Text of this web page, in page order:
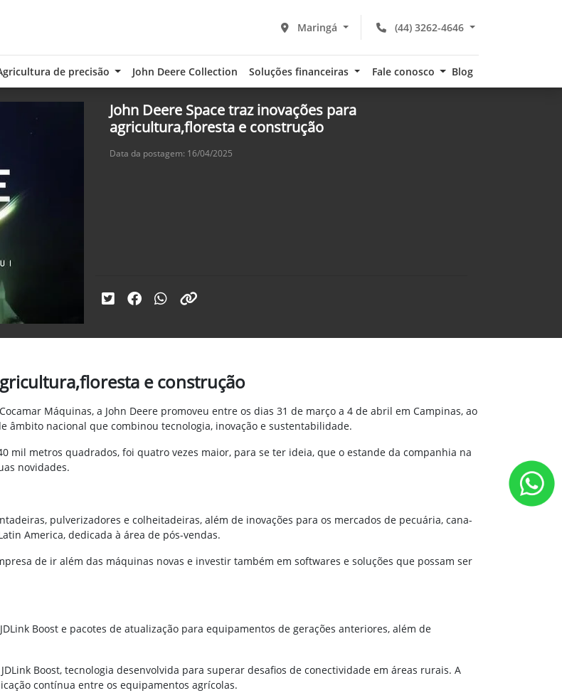
(44) 3262-4646
Maringá
de precisão John Deere Collection Soluções financeiras Fale conosco Blog
John Deere Space traz inovações para
agricultura,floresta e construção
Data da postagem: 16/04/2025
e construção
Máquinas, a John Deere promoveu entre os dias 31 de março a 4 de abril em Campinas, ao
âmbito nacional que combinou tecnologia, inovação e sustentabilidade.
mil metros quadrados, foi quatro vezes maior, para se ter ideia, que o estande da companhia na
novidades.
pulverizadores e colheitadeiras, além de inovações para os mercados de pecuária, cana-
America, dedicada à área de pós-vendas.
de ir além das máquinas novas e investir também em softwares e soluções que possam ser
Boost e pacotes de atualização para equipamentos de gerações anteriores, além de
Boost, tecnologia desenvolvida para superar desafios de conectividade em áreas rurais. A
contínua entre os equipamentos agrícolas.